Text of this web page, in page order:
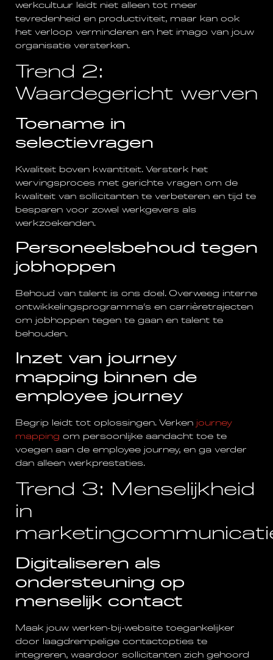
werkcultuur leidt niet alleen tot meer
tevredenheid en productiviteit, maar kan ook
het verloop verminderen en het imago van jouw
organisatie versterken.
Trend 2:
Waardegericht werven
Toename in
selectievragen
Kwaliteit boven kwantiteit. Versterk het
wervingsproces met gerichte vragen om de
kwaliteit van sollicitanten te verbeteren en tijd te
besparen voor zowel werkgevers als
werkzoekenden.
Personeelsbehoud tegen
jobhoppen
Behoud van talent is ons doel. Overweeg interne
ontwikkelingsprogramma’s en carrièretrajecten
om jobhoppen tegen te gaan en talent te
behouden.
Inzet van journey
mapping binnen de
employee journey
Begrip leidt tot oplossingen. Verken journey
mapping om persoonlijke aandacht toe te
voegen aan de employee journey, en ga verder
dan alleen werkprestaties.
Trend 3: Menselijkheid
in
Digitaliseren als
ondersteuning op
menselijk contact
Maak jouw werken-bij-website toegankelijker
door laagdrempelige contactopties te
integreren, waardoor sollicitanten zich gehoord